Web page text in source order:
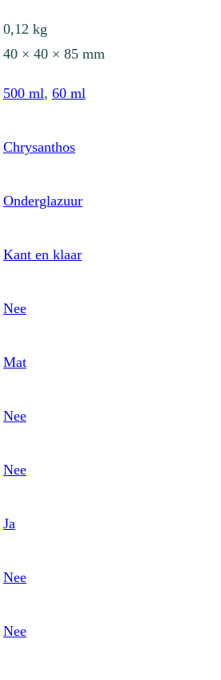
0,12 kg
40 × 40 × 85 mm
500 ml, 60 ml
Chrysanthos
Onderglazuur
Kant en klaar
Nee
Mat
Nee
Nee
Ja
Nee
Nee